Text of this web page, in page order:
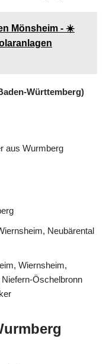
Mönsheim - ☀️
Württemberg)
aus Wurmberg
Neubärental
Wiernsheim,
Öschelbronn